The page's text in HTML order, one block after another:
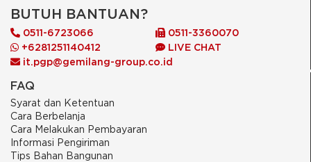
BUTUH BANTUAN?
0511-6723066
0511-3360070
+6281251140412
LIVE CHAT
it.pgp@gemilang-group.co.id
FAQ
Syarat dan Ketentuan
Cara Berbelanja
Cara Melakukan Pembayaran
Informasi Pengiriman
Tips Bahan Bangunan